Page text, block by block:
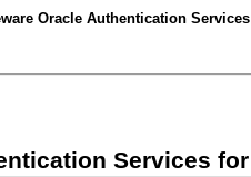
Oracle Authentication
Services